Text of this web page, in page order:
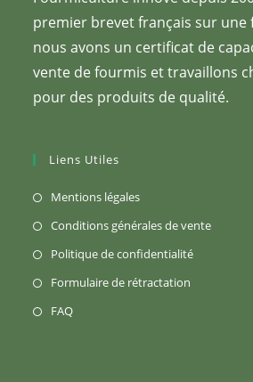
premier brevet français sur une
nous avons un certificat de
vente de fourmis et travaillons
pour des produits de qualité.
Liens Utiles
Mentions légalesS’ouvre
nouvel
onglet
Conditions générales de venteS’ouvre
Politique de confidentialitéS’ouvre
Formulaire de rétractation
FAQS’ouvre